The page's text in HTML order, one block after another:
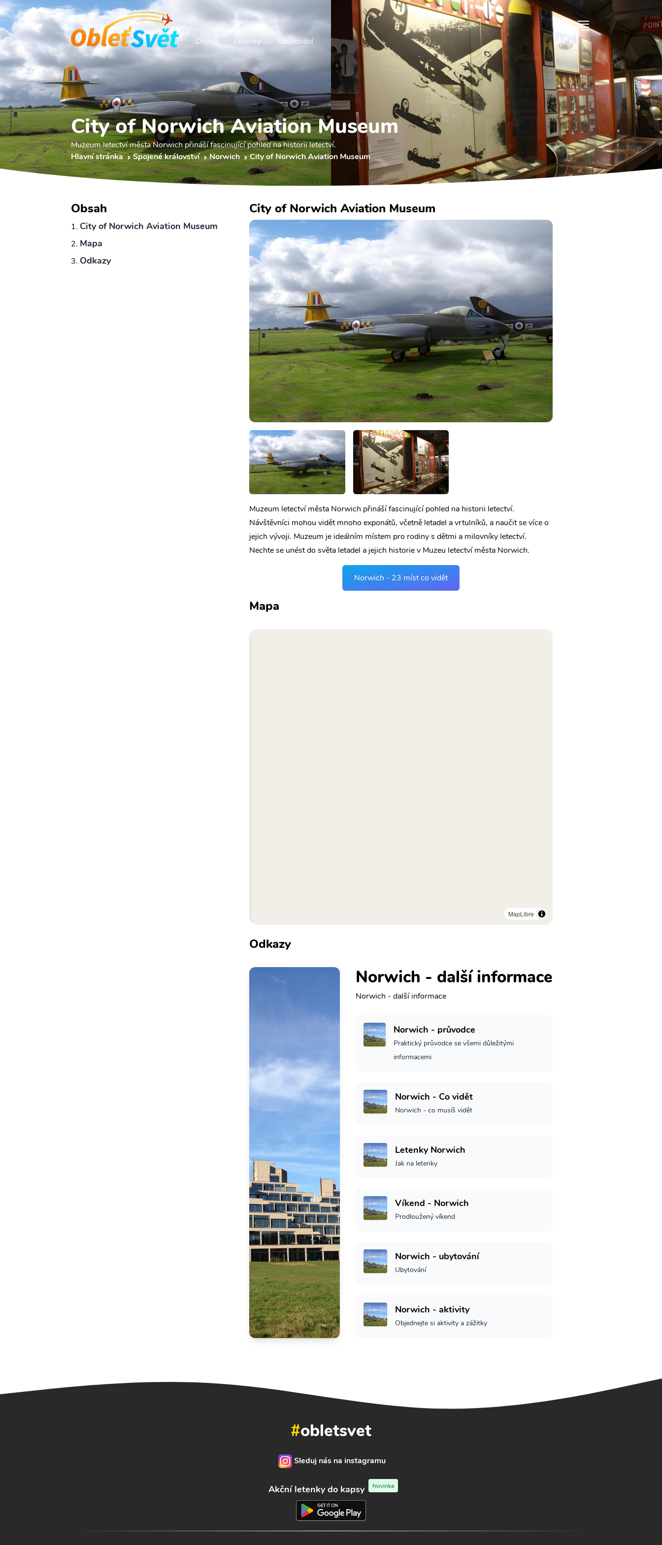
Domů Letenky Ubytování
City of Norwich Aviation Museum
Muzeum letectví města Norwich přináší fascinující pohled na historii letectví.
Hlavní stránka
Spojené království Norwich City of Norwich Aviation Museum
Obsah
City of Norwich Aviation Museum
Mapa
Odkazy
City of Norwich Aviation Museum
Muzeum letectví města Norwich přináší fascinující pohled na historii letectví.
Návštěvníci mohou vidět mnoho exponátů, včetně letadel a vrtulníků, a naučit se více o
jejich vývoji. Muzeum je ideálním místem pro rodiny s dětmi a milovníky letectví.
Nechte se unést do světa letadel a jejich historie v Muzeu letectví města Norwich.
Norwich - 23 míst co vidět
Mapa
MapLibre
Odkazy
Norwich - další informace
Norwich - další informace
Norwich - průvodce
Praktický průvodce se všemi důležitými
informacemi
Norwich - Co vidět
Norwich - co musíš vidět
Letenky Norwich
Jak na letenky
Víkend - Norwich
Prodloužený víkend
Norwich - ubytování
Ubytování
Norwich - aktivity
Objednejte si aktivity a zážitky
#obletsvet
Sleduj nás na instagramu
Akční letenky do kapsy Novinka